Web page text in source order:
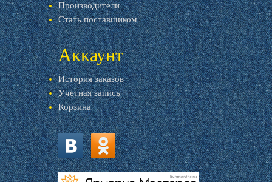
Производители
Стать поставщиком
Аккаунт
История заказов
Учетная запись
Корзина
vk.com ok.ru